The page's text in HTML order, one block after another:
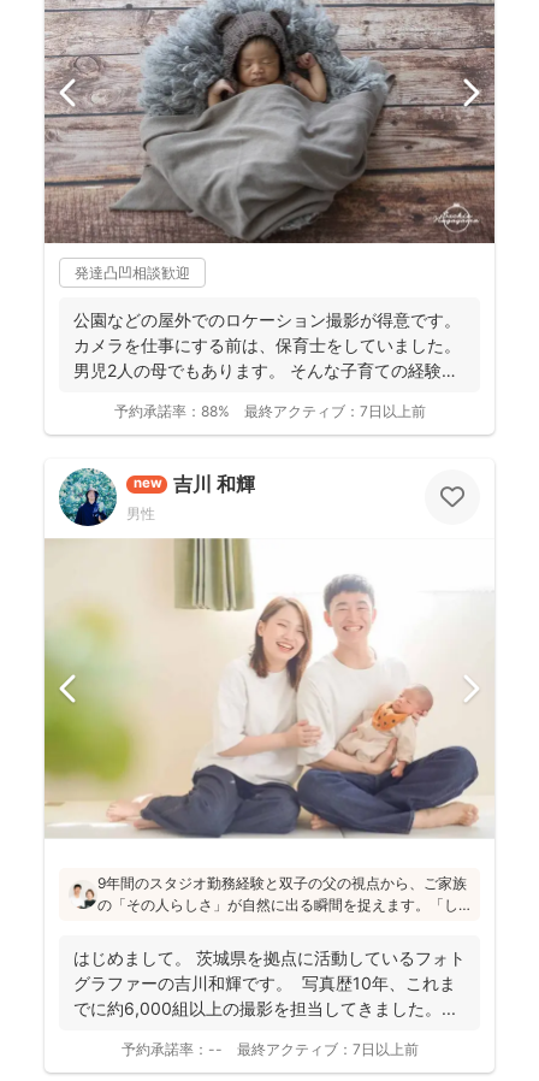
発達凸凹相談歓迎
公園などの屋外でのロケーション撮影が得意です。
カメラを仕事にする前は、保育士をしていました。
男児2人の母でもあります。 そんな子育ての経験を
予約承諾率： 88% 最終アクティブ： 7日以上前
new 吉川 和輝
男性
9年間のスタジオ勤務経験と双子の父の視点から、ご家族
の「その人らしさ」が自然に出る瞬間を捉えます。「し
ても「楽しかった！」と気持ちがよみがえる写真を残す
ことを、心がけて活動されていらっしゃいます！
はじめまして。 茨城県を拠点に活動しているフォト
グラファーの吉川和輝です。 写真歴10年、これま
でに約6,000組以上の撮影を担当してきました。 ...
予約承諾率： -- 最終アクティブ： 7日以上前